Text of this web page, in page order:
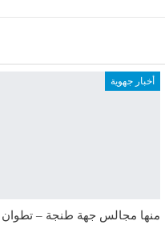
أخبار جهوية
منها مجالس جهة طنجة – تطوان